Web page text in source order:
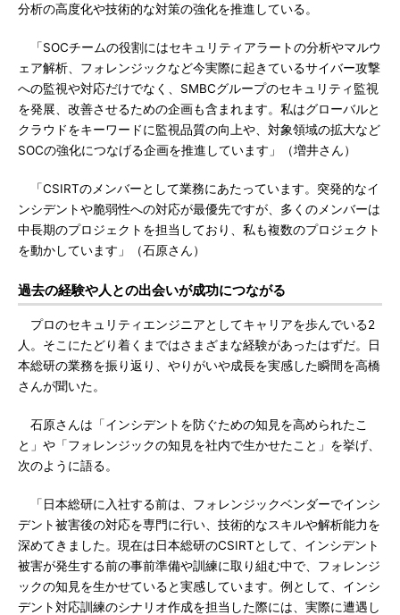
分析の高度化や技術的な対策の強化を推進している。
「SOCチームの役割にはセキュリティアラートの分析やマルウ
ェア解析、フォレンジックなど今実際に起きているサイバー攻撃
への監視や対応だけでなく、SMBCグループのセキュリティ監視
を発展、改善させるための企画も含まれます。私はグローバルと
クラウドをキーワードに監視品質の向上や、対象領域の拡大など
SOCの強化につなげる企画を推進しています」（増井さん）
「CSIRTのメンバーとして業務にあたっています。突発的なイ
ンシデントや脆弱性への対応が最優先ですが、多くのメンバーは
中長期のプロジェクトを担当しており、私も複数のプロジェクト
を動かしています」（石原さん）
過去の経験や人との出会いが成功につながる
プロのセキュリティエンジニアとしてキャリアを歩んでいる2
人。そこにたどり着くまではさまざまな経験があったはずだ。日
本総研の業務を振り返り、やりがいや成長を実感した瞬間を高橋
さんが聞いた。
石原さんは「インシデントを防ぐための知見を高められたこ
と」や「フォレンジックの知見を社内で生かせたこと」を挙げ、
次のように語る。
「日本総研に入社する前は、フォレンジックベンダーでインシ
デント被害後の対応を専門に行い、技術的なスキルや解析能力を
深めてきました。現在は日本総研のCSIRTとして、インシデント
被害が発生する前の事前準備や訓練に取り組む中で、フォレンジ
ックの知見を生かせていると実感しています。例として、インシ
デント対応訓練のシナリオ作成を担当した際には、実際に遭遇し